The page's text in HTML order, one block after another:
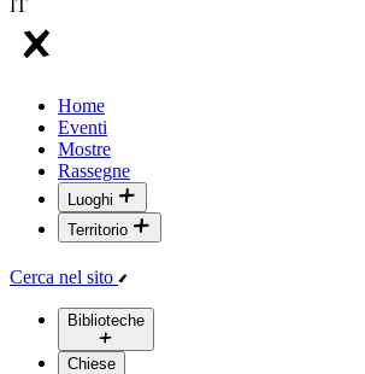
IT
Home
Eventi
Mostre
Rassegne
Luoghi
Territorio
Cerca nel sito
Biblioteche
Chiese